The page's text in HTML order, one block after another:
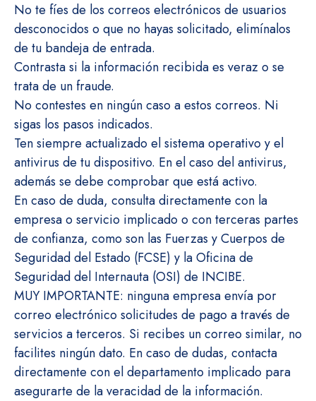
No te fíes de los correos electrónicos de usuarios
desconocidos o que no hayas solicitado, elimínalos
de tu bandeja de entrada.
Contrasta si la información recibida es veraz o se
trata de un fraude.
No contestes en ningún caso a estos correos. Ni
sigas los pasos indicados.
Ten siempre actualizado el sistema operativo y el
antivirus de tu dispositivo. En el caso del antivirus,
además se debe comprobar que está activo.
En caso de duda, consulta directamente con la
empresa o servicio implicado o con terceras partes
de confianza, como son las Fuerzas y Cuerpos de
Seguridad del Estado (FCSE) y la Oficina de
Seguridad del Internauta (OSI) de INCIBE.
MUY IMPORTANTE: ninguna empresa envía por
correo electrónico solicitudes de pago a través de
servicios a terceros. Si recibes un correo similar, no
facilites ningún dato. En caso de dudas, contacta
directamente con el departamento implicado para
asegurarte de la veracidad de la información.